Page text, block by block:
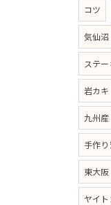
コツ
気仙沼
ステ
岩カキ
九州産
手作
東大阪
ヤイ